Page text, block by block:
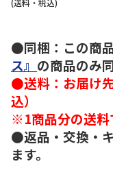
(送料・税込)
●同梱：この商
ス』 の商品のみ
●送料：お届け
込）
※1商品分の送料
●返品・交換・
ます。